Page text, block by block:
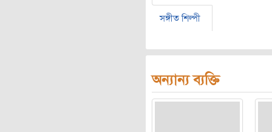
সঙ্গীত শিল্পী
অন্যান্য ব্যক্তি